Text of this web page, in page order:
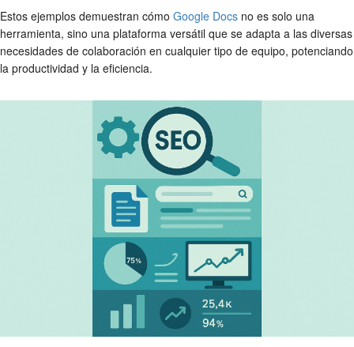
Estos ejemplos demuestran cómo Google Docs no es solo una
herramienta, sino una plataforma versátil que se adapta a las diversas
necesidades de colaboración en cualquier tipo de equipo, potenciando
la productividad y la eficiencia.